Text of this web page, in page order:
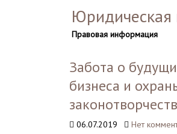
Правовая информация
Забота о
бизнеса и
06.07.2019 Нет